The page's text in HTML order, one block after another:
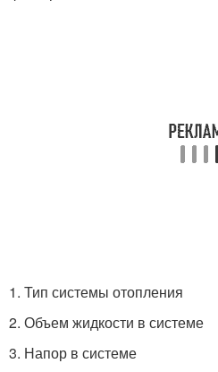
1. Тип системы отопления
2. Объем жидкости в системе
3. Напор в системе